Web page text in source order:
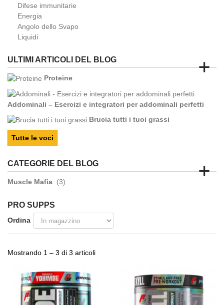
Difese immunitarie
Energia
Angolo dello Svapo
Liquidi
ULTIMI ARTICOLI DEL BLOG
Proteine
Addominali – Esercizi e integratori per addominali perfetti
Brucia tutti i tuoi grassi
Tutte le voci
CATEGORIE DEL BLOG
Muscle Mafia (3)
PRO SUPPS
Ordina
Mostrando 1 – 3 di 3 articoli